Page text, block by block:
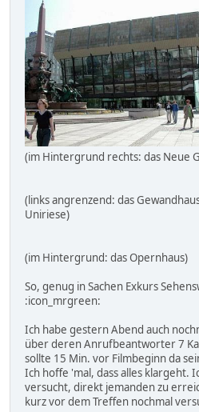
(im Hintergrund rechts: das Neue
(links angrenzend: das
Uniriese)
(im Hintergrund: das Opernhaus)
So, genug in Sachen Exkurs
:icon_mrgreen:
Ich habe gestern Abend auch
über deren Anrufbeantworter 7
sollte 15 Min. vor Filmbeginn da
Ich hoffe 'mal, dass alles klargeht.
versucht, direkt jemanden zu
kurz vor dem Treffen nochmal